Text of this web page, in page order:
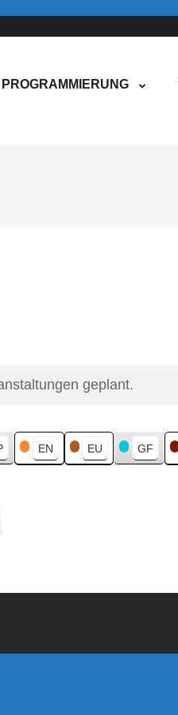
PROGRAMMIERUNG
geplant.
EN EU GF